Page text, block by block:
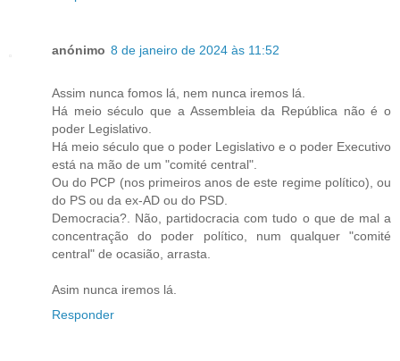
anónimo 8 de janeiro de 2024 às 11:52
Assim nunca fomos lá, nem nunca iremos lá.
Há meio século que a Assembleia da República não é o
poder Legislativo.
Há meio século que o poder Legislativo e o poder Executivo
está na mão de um "comité central".
Ou do PCP (nos primeiros anos de este regime político), ou
do PS ou da ex-AD ou do PSD.
Democracia?. Não, partidocracia com tudo o que de mal a
concentração do poder político, num qualquer "comité
central" de ocasião, arrasta.
Asim nunca iremos lá.
Responder